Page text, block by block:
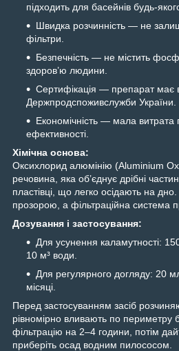
підходить для басейнів будь-
Швидка розчинність — не
фільтри.
Безпечність — не містить
здоров’ю людини.
Сертифікація — препарат має
Держпродспоживслужби України.
Економічність — мала витрата
ефективності.
Хімічна основа:
Оксихлорид алюмінію (Aluminium
речовина, яка об’єднує дрібні
пластівці, що легко осідають на
прозорою, а фільтраційна система
Дозування і застосування:
Для усунення каламутності:
10 м³ води.
Для регулярного догляду: 20
місяці.
Перед застосуванням засіб
рівномірно вливають по периметру
фільтрацію на 2–4 години, потім
приберіть осад водним пилососом.